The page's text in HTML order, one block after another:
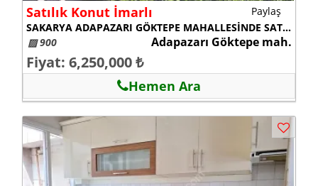
Satılık Konut İmarlı
SAKARYA ADAPAZARI GÖKTEPE MAHALLESİNDE SATILIK ARSA
▨ 900
Adapazarı Göktepe mah.
Fiyat: 6,250,000 ₺
Hemen Ara
Paylaş